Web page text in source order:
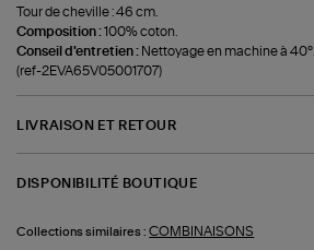
Tour de cheville : 46 cm.
Composition :100% coton.
Conseil d'entretien : Nettoyage en machine à 40°.
(ref-2EVA65V05001707)
LIVRAISON ET RETOUR
DISPONIBILITÉ BOUTIQUE
Collections similaires : COMBINAISONS